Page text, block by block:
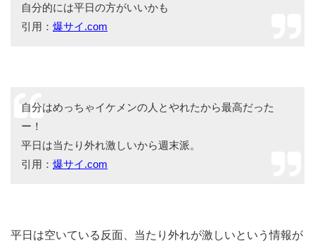
自分的には平日の方がいいかも
引用： 爆サイ.com
自分はめっちゃイケメンの人とやれたから最高だった
ー！
平日は当たり外れ激しいから週末派。
引用： 爆サイ.com
平日は空いている反面、当たり外れが激しいという情報が